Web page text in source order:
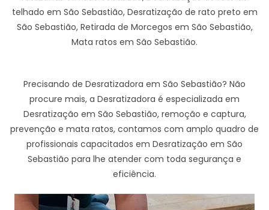
telhado em São Sebastião, Desratização de rato preto em
São Sebastião, Retirada de Morcegos em São Sebastião,
Mata ratos em São Sebastião.
Precisando de Desratizadora em São Sebastião? Não
procure mais, a Desratizadora é especializada em
Desratização em São Sebastião, remoção e captura,
prevenção e mata ratos, contamos com amplo quadro de
profissionais capacitados em Desratização em São
Sebastião para lhe atender com toda segurança e
eficiência.